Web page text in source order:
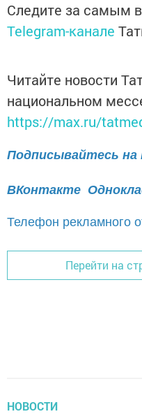
Следите за самым
Telegram-канале
Читайте новости
национальном
https://max.ru/
Подписывайтесь на
ВКонтакте
Телефон рекламного
Перейти на
НОВОСТИ